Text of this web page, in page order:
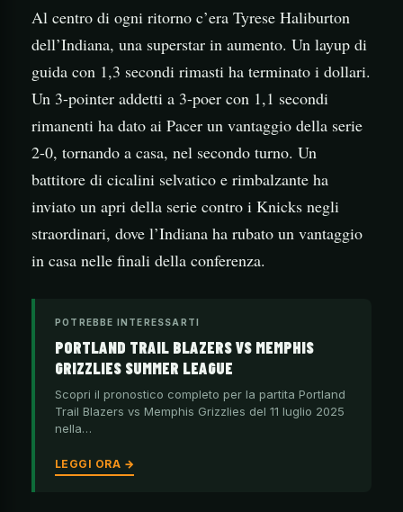
Al centro di ogni ritorno c’era Tyrese Haliburton
dell’Indiana, una superstar in aumento. Un layup di
guida con 1,3 secondi rimasti ha terminato i dollari.
Un 3-pointer addetti a 3-poer con 1,1 secondi
rimanenti ha dato ai Pacer un vantaggio della serie
2-0, tornando a casa, nel secondo turno. Un
battitore di cicalini selvatico e rimbalzante ha
inviato un apri della serie contro i Knicks negli
straordinari, dove l’Indiana ha rubato un vantaggio
in casa nelle finali della conferenza.
POTREBBE INTERESSARTI
PORTLAND TRAIL BLAZERS VS MEMPHIS
GRIZZLIES SUMMER LEAGUE
Scopri il pronostico completo per la partita Portland
Trail Blazers vs Memphis Grizzlies del 11 luglio 2025
nella…
LEGGI ORA →